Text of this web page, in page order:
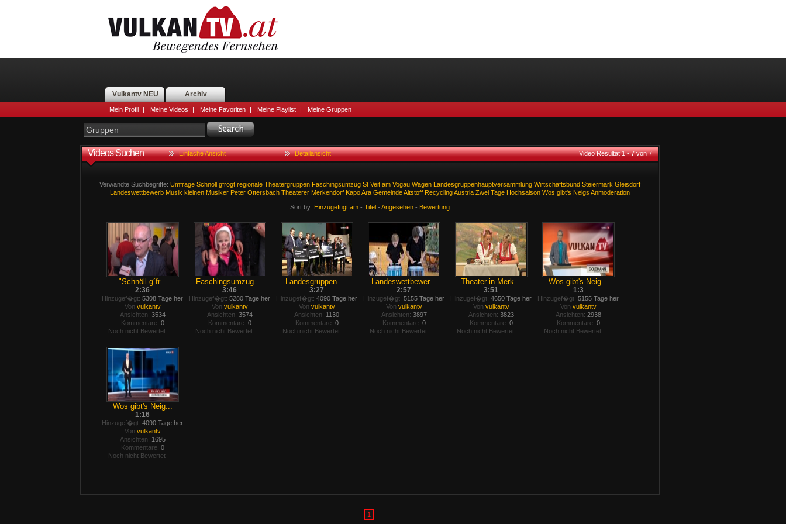
Vulkantv NEU Archiv
Mein Profil | Meine Videos | Meine Favoriten | Meine Playlist | Meine Gruppen
Videos Suchen Einfache Ansicht Detailansicht Video Resultat 1 - 7 von 7
Verwandte Suchbegriffe: Umfrage Schnöll gfrogt regionale Theatergruppen Faschingsumzug St Veit am Vogau Wagen Landesgruppenhauptversammlung Wirtschaftsbund Steiermark Gleisdorf
Landeswettbewerb Musik kleinen Musiker Peter Ottersbach Theaterer Merkendorf KapoAra GemeindeAltstoff RecyclingAustria Zwei Tage Hochsaison Wos gibt's Neigs Anmoderation
Sort by: Hinzugefügt am - Titel - Angesehen - Bewertung
"Schnöll g´fr...
2:36
Hinzugef�gt: 5308 Tage her
Von vulkantv
Ansichten: 3534
Kommentare: 0
Noch nicht Bewertet
Faschingsumzug ...
3:46
Hinzugef�gt: 5280 Tage her
Von vulkantv
Ansichten: 3574
Kommentare: 0
Noch nicht Bewertet
Landesgruppen- ...
3:27
Hinzugef�gt: 4090 Tage her
Von vulkantv
Ansichten: 1130
Kommentare: 0
Noch nicht Bewertet
Landeswettbewer...
2:57
Hinzugef�gt: 5155 Tage her
Von vulkantv
Ansichten: 3897
Kommentare: 0
Noch nicht Bewertet
Theater in Merk...
3:51
Hinzugef�gt: 4650 Tage her
Von vulkantv
Ansichten: 3823
Kommentare: 0
Noch nicht Bewertet
Wos gibt's Neig...
1:3
Hinzugef�gt: 5155 Tage her
Von vulkantv
Ansichten: 2938
Kommentare: 0
Noch nicht Bewertet
Wos gibt's Neig...
1:16
Hinzugef�gt: 4090 Tage her
Von vulkantv
Ansichten: 1695
Kommentare: 0
Noch nicht Bewertet
1